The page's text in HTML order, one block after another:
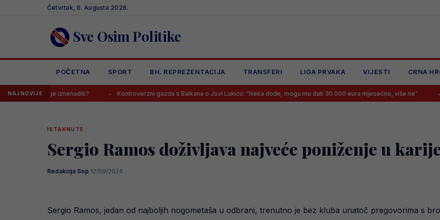
Četvrtak, 6. Augusta 2026.
Sve Osim Politike
POČETNA SPORT BH. REPREZENTACIJA TRANSFERI LIGA PRVAKA VIJESTI CRNA
NAJNOVIJE
iznenaditi? Kontroverzni gazda s Balkana o Jovi Lukiću: “Neka dođe, mogu mu dati 30.000 eura mjesečno, više ne” Sprema se
ISTAKNUTE
Sergio Ramos doživljava najveće poniženje u
Redakcija Sop·12/09/2024
Sergio Ramos, jedan od najboljih nogometaša u odbrani, trenutno je bez kluba unatoč pregovorima s